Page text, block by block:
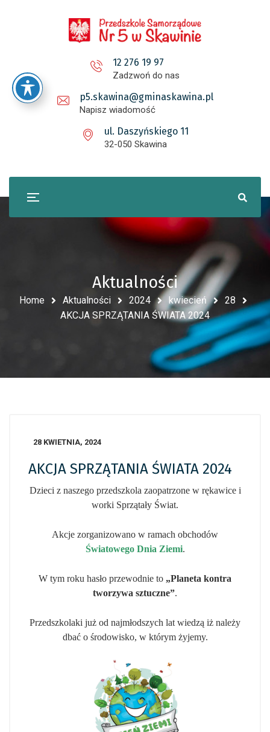
12 276 19 97
Zadzwoń do nas
p5.skawina@gminaskawina.pl
Napisz wiadomość
ul. Daszyńskiego 11
32-050 Skawina
Aktualności
Home Aktualności 2024 kwiecień
28
AKCJA SPRZĄTANIA ŚWIATA 2024
28 KWIETNIA, 2024
AKCJA SPRZĄTANIA ŚWIATA 2024
Dzieci z naszego przedszkola zaopatrzone w rękawice i
worki Sprzątały Świat.
Akcje zorganizowano w ramach obchodów
Światowego Dnia Ziemi.
W tym roku hasło przewodnie to „Planeta kontra
tworzywa sztuczne”.
Przedszkolaki już od najmłodszych lat wiedzą iż należy
dbać o środowisko, w którym żyjemy.